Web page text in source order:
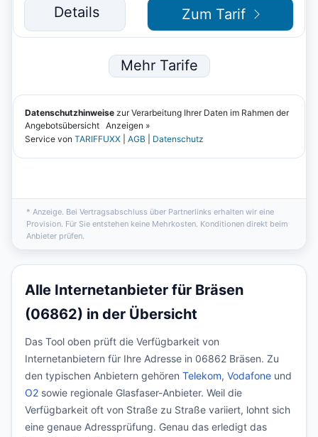
* Anzeige. Bei Vertragsabschluss über Partnerlinks erhalten wir eine
Provision. Für Sie entstehen keine Mehrkosten. Konditionen direkt beim
Anbieter prüfen.
Alle Internetanbieter für Bräsen
(06862) in der Übersicht
Das Tool oben prüft die Verfügbarkeit von
Internetanbietern für Ihre Adresse in 06862 Bräsen. Zu
den typischen Anbietern gehören Telekom, Vodafone und
O2 sowie regionale Glasfaser-Anbieter. Weil die
Verfügbarkeit oft von Straße zu Straße variiert, lohnt sich
eine genaue Adressprüfung. Genau das erledigt das